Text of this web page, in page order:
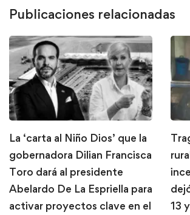
Publicaciones relacionadas
La ‘carta al Niño Dios’ que la
gobernadora Dilian Francisca
Toro dará al presidente
Abelardo De La Espriella para
activar proyectos clave en el
13